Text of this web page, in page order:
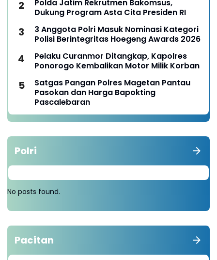
Polda Jatim Rekrutmen Bakomsus,
Dukung Program Asta Cita Presiden RI
3 Anggota Polri Masuk Nominasi Kategori
Polisi Berintegritas Hoegeng Awards 2026
Pelaku Curanmor Ditangkap, Kapolres
Ponorogo Kembalikan Motor Milik Korban
Satgas Pangan Polres Magetan Pantau
Pasokan dan Harga Bapokting
Pascalebaran
Polri
No posts found.
Pacitan